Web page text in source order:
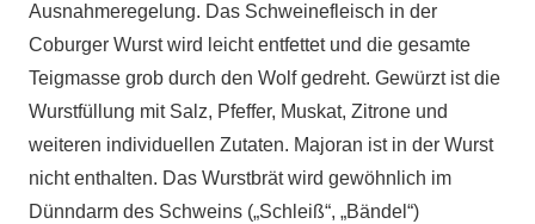
Ausnahmeregelung. Das Schweinefleisch in der
Coburger Wurst wird leicht entfettet und die gesamte
Teigmasse grob durch den Wolf gedreht. Gewürzt ist die
Wurstfüllung mit Salz, Pfeffer, Muskat, Zitrone und
weiteren individuellen Zutaten. Majoran ist in der Wurst
nicht enthalten. Das Wurstbrät wird gewöhnlich im
Dünndarm des Schweins („Schleiß“, „Bändel“)